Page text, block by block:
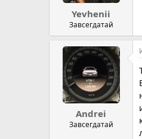
Yevhenii
Завсегдатай
Andrei
Завсегдатай